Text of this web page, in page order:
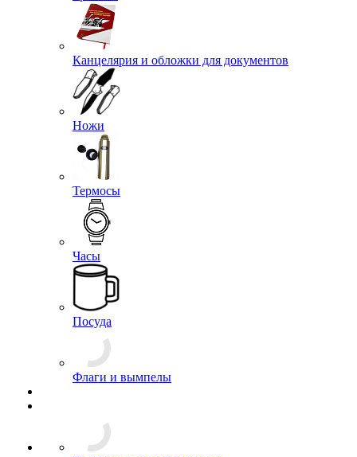
Эмблемы петличные
Брелоки
Канцелярия и обложки для документов
Ножи
Термосы